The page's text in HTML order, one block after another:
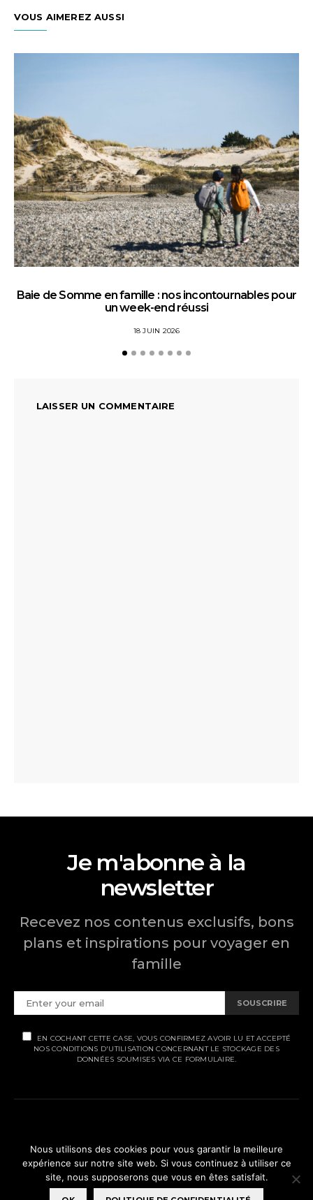
VOUS AIMEREZ AUSSI
Baie de Somme en famille : nos incontournables pour
un week-end réussi
18 JUIN 2026
LAISSER UN COMMENTAIRE
Je m'abonne à la
newsletter
Recevez nos contenus exclusifs, bons
plans et inspirations pour voyager en
famille
SOUSCRIRE
EN COCHANT CETTE CASE, VOUS CONFIRMEZ AVOIR LU ET ACCEPTÉ
NOS CONDITIONS D'UTILISATION CONCERNANT LE STOCKAGE DES
DONNÉES SOUMISES VIA CE FORMULAIRE.
MENTIONS LÉGALES
POLITIQUE DE CONFIDENTIALITÉ
© Ti' Piment 2012 - 2026
Nous utilisons des cookies pour vous garantir la meilleure
expérience sur notre site web. Si vous continuez à utiliser ce
site, nous supposerons que vous en êtes satisfait.